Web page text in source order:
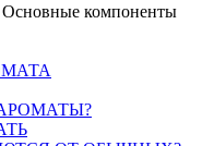
Основные компоненты